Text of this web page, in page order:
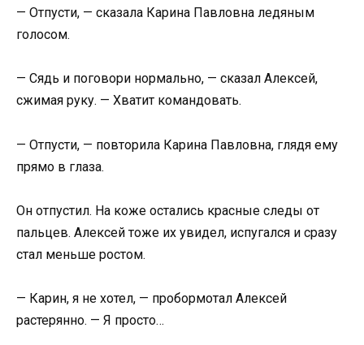
— Отпусти, — сказала Карина Павловна ледяным
голосом.
— Сядь и поговори нормально, — сказал Алексей,
сжимая руку. — Хватит командовать.
— Отпусти, — повторила Карина Павловна, глядя ему
прямо в глаза.
Он отпустил. На коже остались красные следы от
пальцев. Алексей тоже их увидел, испугался и сразу
стал меньше ростом.
— Карин, я не хотел, — пробормотал Алексей
растерянно. — Я просто…